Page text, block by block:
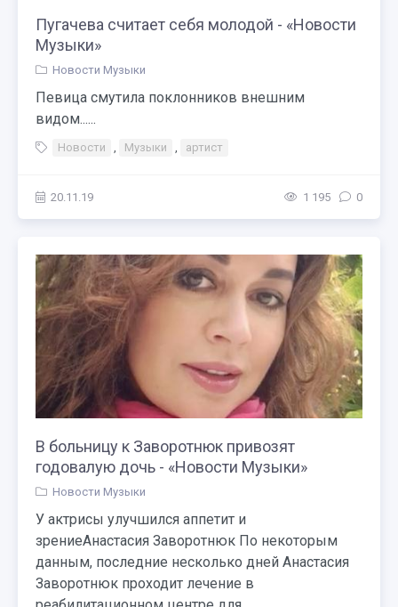
Пугачева считает себя молодой - «Новости
Музыки»
Новости Музыки
Певица смутила поклонников внешним
видом......
Новости , Музыки , артист
20.11.19 1 195 0
В больницу к Заворотнюк привозят
годовалую дочь - «Новости Музыки»
Новости Музыки
У актрисы улучшился аппетит и
зрениеАнастасия Заворотнюк По некоторым
данным, последние несколько дней Анастасия
Заворотнюк проходит лечение в